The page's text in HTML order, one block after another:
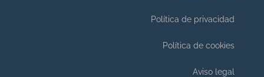
Política de privacidad
Política de cookies
Aviso legal